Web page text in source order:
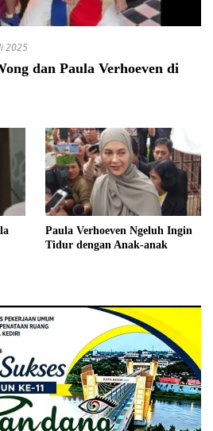
2025
dan Paula Verhoeven di
Paula Verhoeven Ngeluh Ingin
Tidur dengan Anak-anak